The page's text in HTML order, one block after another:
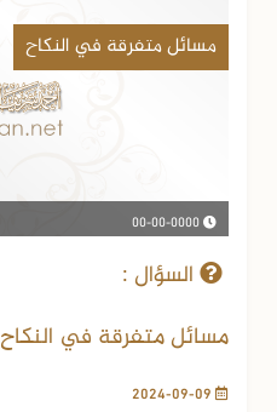
مسائل متفرقة في النكاح
السؤال :
مسائل متفرقة في النكاح